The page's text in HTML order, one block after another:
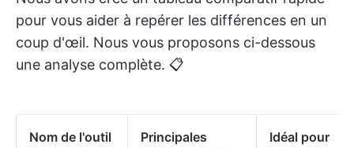
pour vous aider à repérer les différences en un
coup d'œil. Nous vous proposons ci-dessous
une analyse complète. 📋
Nom de l'outil
Principales
Idéal pour